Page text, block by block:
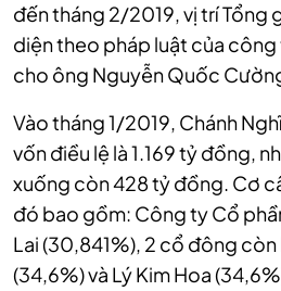
đến tháng 2/2019, vị trí Tổng
diện theo pháp luật của
cho ông Nguyễn Quốc
Vào tháng 1/2019, Chánh
vốn điều lệ là 1.169 tỷ đồng,
xuống còn 428 tỷ đồng. Cơ
đó bao gồm: Công ty Cổ
Lai (30,841%), 2 cổ đông còn
(34,6%) và Lý Kim Hoa